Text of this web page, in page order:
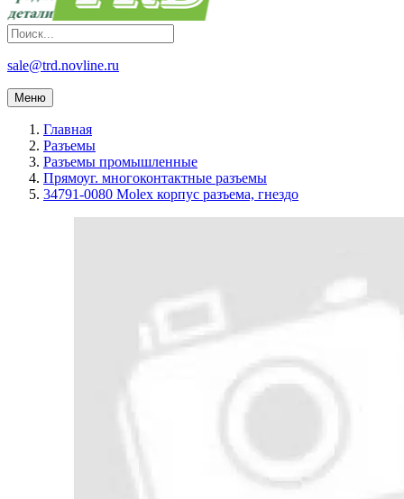
sale@trd.novline.ru
Меню
Главная
Разъемы
Разъемы промышленные
Прямоуг. многоконтактные разъемы
34791-0080 Molex корпус разъема, гнездо